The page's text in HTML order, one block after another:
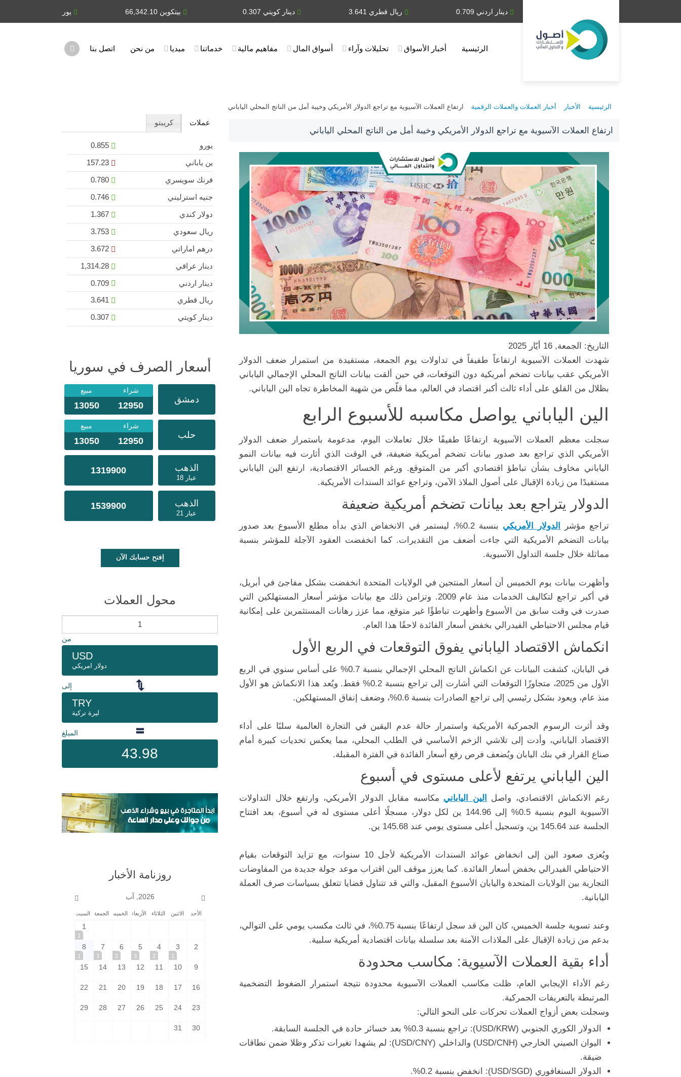
بيتكوين 66,342.10 دينار اردني 0.709 ريال قطري 3.641 دينار كويتي 0.307
الرئيسية أخبار الأسواق تحليلات وآراء أسواق المال مفاهيم مالية خدماتنا ميديا من نحن اتصل بنا
الرئيسية الأخبار أخبار العملات والعملات الرقمية ارتفاع العملات الآسيوية مع تراجع الدولار الأمريكي وخيبة أمل من الناتج المحلي الياباني
ارتفاع العملات الآسيوية مع تراجع الدولار الأمريكي وخيبة أمل من الناتج المحلي الياباني
التاريخ: الجمعة, 16 أيّار 2025
شهدت
العملات الآسيوية ارتفاعاً طفيفاً في تداولات يوم الجمعة، مستفيدة من استمرار ضعف
الدولار
الأمريكي عقب بياناتتضخم أمريكية دون التوقعات، في حين ألقت بيانات الناتج المحلي الإجمالي
الياباني
بظلال من القلق على أداء ثالث أكبر اقتصاد في العالم، مما قلّص من شهية المخاطرة تجاه الين الياباني.
الين الياباني يواصل مكاسبه للأسبوع الرابع
سجلت معظم العملات الآسيوية ارتفاعًا طفيفًا خلال تعاملات اليوم، مدعومة باستمرار ضعف
الدولار
الأمريكي
الذي تراجع بعد صدور بيانات تضخم أمريكيةضعيفة، في الوقت الذي أثارت فيه بيانات
النمو
الياباني مخاوف بشأن تباطؤ اقتصادي أكبر من المتوقع. ورغم الخسائر الاقتصادية، ارتفع الين
الياباني
مستفيدًا من زيادة الإقبال على أصول الملاذ الآمن، وتراجع عوائد السندات الأمريكية.
الدولار يتراجع بعد بيانات تضخم أمريكية ضعيفة
تراجع مؤشر الدولار الأمريكي بنسبة0.2%، ليستمر في الانخفاض الذي بدأه مطلع الأسبوع بعد صدور
بيانات
التضخم الأمريكية التي جاءت أضعف من التقديرات. كما انخفضت العقود الآجلة للمؤشر بنسبة
مماثلة خلال جلسة التداول الآسيوية.
وأظهرت بيانات يوم الخميس أن أسعار المنتجين في الولايات المتحدة انخفضت بشكل مفاجئ في أبريل،
في
أكبرتراجع لتكاليف الخدمات منذ عام2009. وتزامن ذلك مع بيانات مؤشر أسعار المستهلكين
التي
صدرت في وقت سابق من الأسبوع وأظهرتتباطؤًا غير متوقع، مما عزز رهانات المستثمرين على
إمكانية
قيام مجلس الاحتياطي الفيدرالي بخفض أسعار الفائدة لاحقًا هذا العام.
انكماش الاقتصاد الياباني يفوق التوقعات في الربع الأول
في اليابان، كشفت البيانات عن انكماش الناتج المحلي الإجمالي بنسبة 0.7% على أساس سنوي في
الربع
الأول من 2025، متجاوزًا التوقعات التي أشارت إلى تراجع بنسبة 0.2% فقط. ويُعد هذا الانكماش هو
الأول
منذ عام، ويعود بشكل رئيسي إلى تراجع الصادرات بنسبة 0.6%، وضعف إنفاق المستهلكين.
وقد أثرت الرسوم الجمركية الأمريكية واستمرار حالة عدم اليقين في التجارة العالمية سلبًا على
أداء
الاقتصاد
الياباني، وأدت إلىتلاشي الزخم الأساسي في الطلب المحلي، مما يعكستحديات كبيرة
أمام
صناع
القرار في بنك اليابان ويُضعف فرص رفع أسعار الفائدة في الفترة المقبلة.
الين الياباني يرتفع لأعلى مستوى في أسبوع
رغم الانكماش الاقتصادي، واصل الين الياباني مكاسبه مقابل الدولار الأمريكي، وارتفع خلال
التداولات
الآسيوية
اليوم بنسبة 0.5% إلى 144.96 ين لكل دولار ، مسجلًا أعلى مستوى له في أسبوع، بعد
افتتاح
الجلسة عند 145.64 ين، وتسجيل أعلى مستوى يومي عند 145.68 ين.
ويُعزى صعود الين إلى انخفاض عوائد السندات الأمريكية لأجل10 سنوات، مع تزايد التوقعات بقيام
الاحتياطي
الفيدرالي بخفض أسعار الفائدة. كما يعزز موقف الين اقتراب موعد جولة جديدة من
المفاوضات
التجارية بين الولايات المتحدة واليابان الأسبوع المقبل، والتي قد تتناول قضايا تتعلق بسياسات صرف
العملة
اليابانية.
وعندتسوية جلسة الخميس،كان الين قد سجل ارتفاعًا بنسبة 0.75%، في ثالث مكسب يومي على
التوالي،
بدعم من زيادة الإقبال على الملاذات الآمنة بعد سلسلة بيانات اقتصادية أمريكية سلبية.
أداء بقية العملات الآسيوية: مكاسب محدودة
رغم الأداء الإيجابي العام، ظلت مكاسب العملات الآسيوية محدودة نتيجة استمرار الضغوط
التضخمية
المرتبطة بالتعريفات
الجمركية.
وسجلت بعض أزواج العملات تحركات على النحو
التالي:
الدولار
الكوري الجنوبي ( USD/KRW): تراجع بنسبة 0.3% بعد خسائر حادة في الجلسة
السابقة.
اليوان
الصيني الخارجي ( USD/CNH) والداخلي ( USD/CNY): لم يشهدا تغيرات تذكر وظلا ضمن نطاقات
ضيقة.
الدولار
السنغافوري ( USD/SGD): انخفض بنسبة 0.2%.
عملات كريبتو
يورو
ين ياباني
فرنك سويسري
جنيه استرليني
دولار كندي
ريال سعودي
درهم اماراتي
دينار عراقي
دينار اردني
ريال قطري
دينار كويتي
أسعار الصرف في سوريا
دمشق
شراء مبيع
12950
13050
حلب
شراء مبيع
12950
13050
الذهب
عيار 18
1319900
الذهب
عيار 21
1539900
إفتح حسابك الآن
محول العملات
من
USD
دولار امريكي
إلى
TRY
ليرة تركية
المبلغ
43.98
روزنامة الأخبار
2026, آب
الأحد الاثنين الثلاثاء الأربعاء الخميس الجمعة السبت
1
1
2
3
1
4
2
5
3
6
2
7
3
8
1
9
10
11
12
13
14
15
16
17
18
19
20
21
22
23
24
25
26
27
28
29
30
31